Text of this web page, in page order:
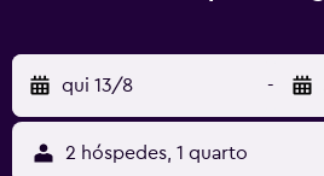
qui 13/8 -
2 hóspedes, 1 quarto